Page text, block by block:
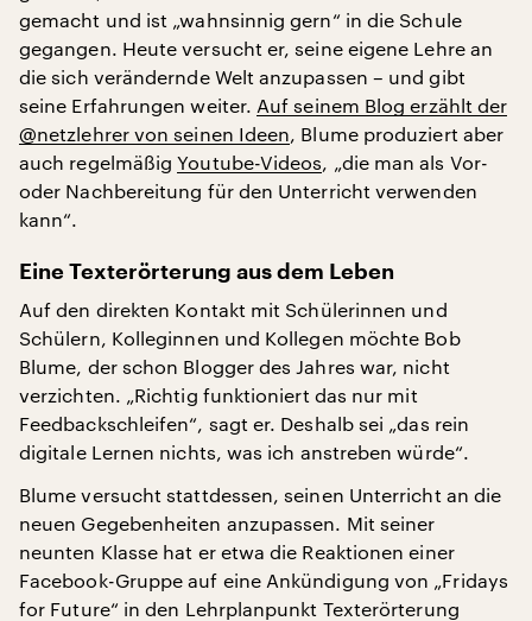
gemacht und ist „wahnsinnig gern“ in die Schule
gegangen. Heute versucht er, seine eigene Lehre an
die sich verändernde Welt anzupassen – und gibt
seine Erfahrungen weiter. Auf seinem Blog erzählt der
@netzlehrer von seinen Ideen, Blume produziert aber
auch regelmäßigYoutube-Videos, „die man als Vor-
oder Nachbereitung für den Unterricht verwenden
kann“.
Eine Texterörterung aus dem Leben
Auf den direkten Kontakt mit Schülerinnen und
Schülern, Kolleginnen und Kollegen möchte Bob
Blume, der schon Blogger des Jahres war, nicht
verzichten. „Richtig funktioniert das nur mit
Feedbackschleifen“, sagt er. Deshalb sei „das rein
digitale Lernen nichts, was ich anstreben würde“.
Blume versucht stattdessen, seinen Unterricht an die
neuen Gegebenheiten anzupassen. Mit seiner
neunten Klasse hat er etwa die Reaktionen einer
Facebook-Gruppe auf eine Ankündigung von „Fridays
for Future“ in den Lehrplanpunkt Texterörterung